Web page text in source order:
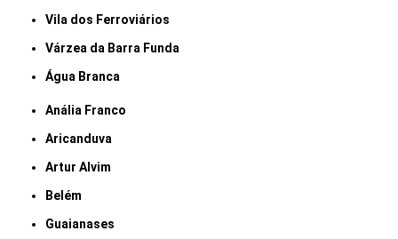
Vila dos Ferroviários
Várzea da Barra Funda
Água Branca
Anália Franco
Aricanduva
Artur Alvim
Belém
Guaianases